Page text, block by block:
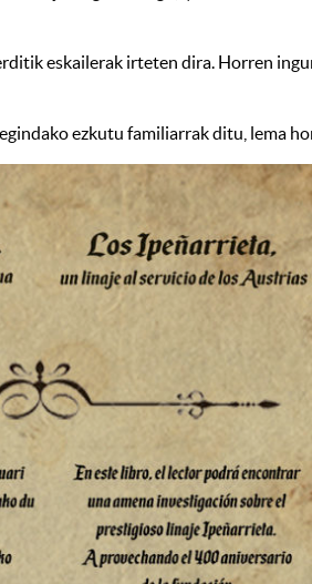
eskailerak irteten dira. Horren
ezkutu familiarrak ditu, lema